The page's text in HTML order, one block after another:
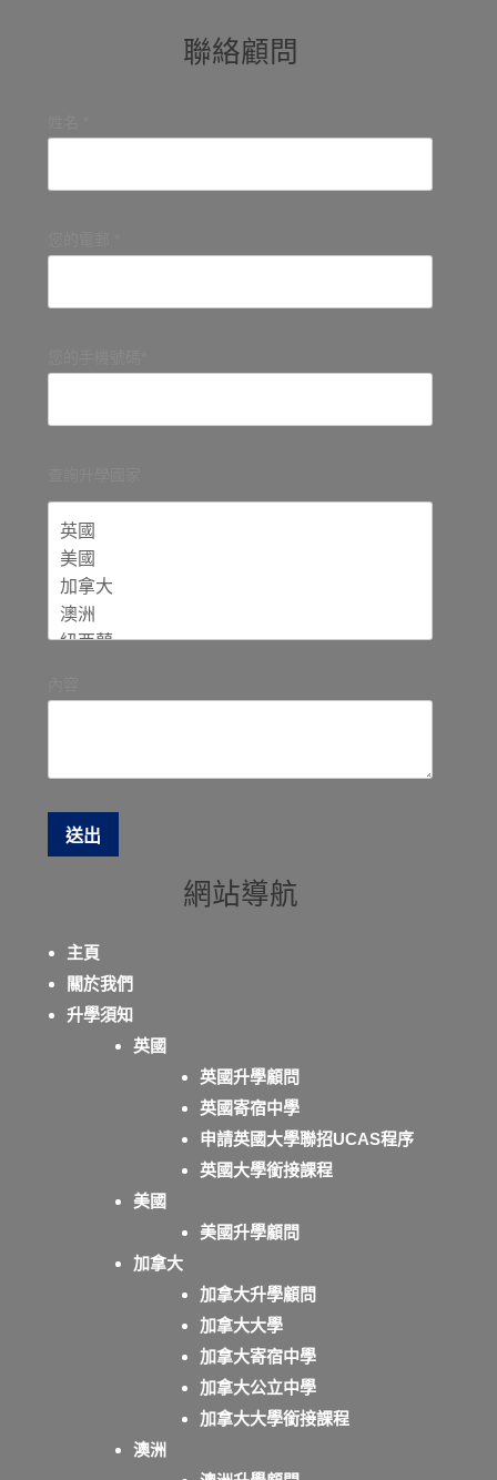
聯絡顧問
網站導航
主頁
關於我們
升學須知
英國
英國升學顧問
英國寄宿中學
申請英國大學聯招UCAS程序
英國大學銜接課程
美國
美國升學顧問
加拿大
加拿大升學顧問
加拿大大學
加拿大寄宿中學
加拿大公立中學
加拿大大學銜接課程
澳洲